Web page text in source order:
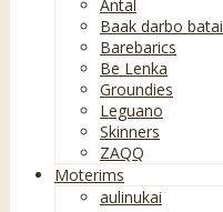
Antal
Baak darbo batai
Barebarics
Be Lenka
Groundies
Leguano
Skinners
ZAQQ
Moterims
aulinukai